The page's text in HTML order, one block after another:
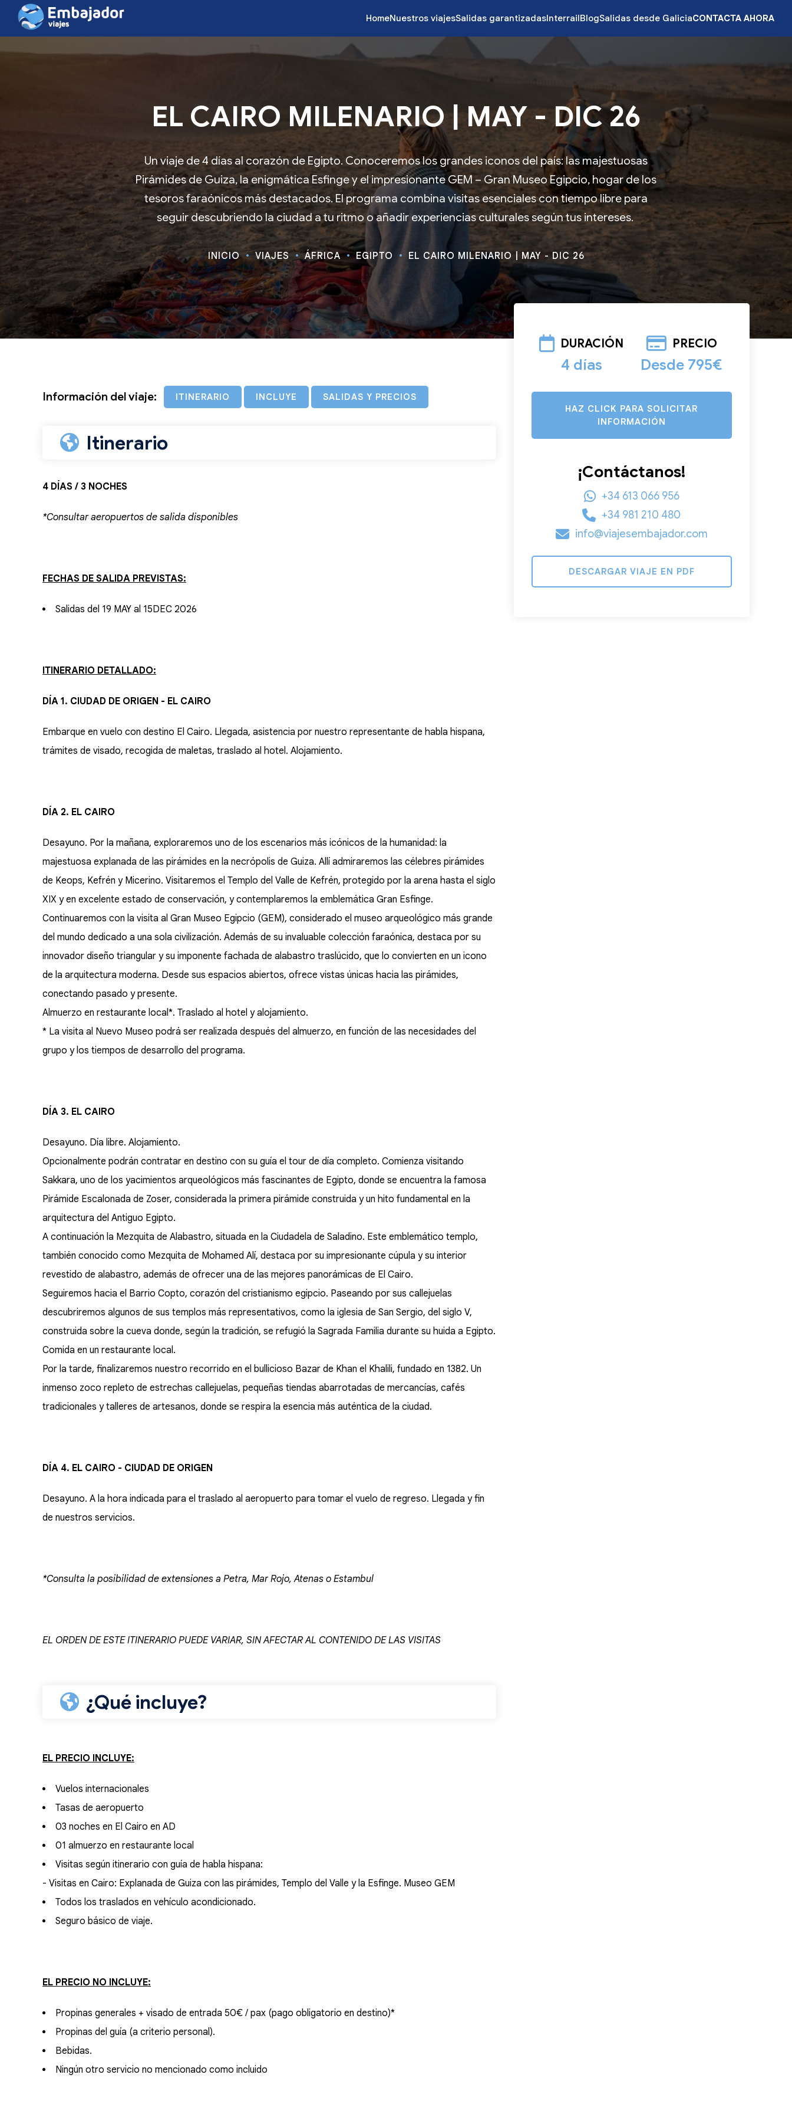
HomeNuestros viajesSalidas garantizadasInterrailBlogSalidas desde GaliciaCONTACTA AHORA
EL CAIRO MILENARIO | MAY - DIC 26
Un viaje de 4 días al corazón de Egipto. Conoceremos los grandes iconos del país: las majestuosas
Pirámides de Guiza, la enigmática Esfinge y el impresionante GEM – Gran Museo Egipcio, hogar de los
tesoros faraónicos más destacados. El programa combina visitas esenciales con tiempo libre para
seguir descubriendo la ciudad a tu ritmo o añadir experiencias culturales según tus intereses.
INICIO VIAJES ÁFRICA EGIPTO EL CAIRO MILENARIO | MAY - DIC 26
Información del viaje: ITINERARIO INCLUYE SALIDAS Y PRECIOS
Itinerario
4 DÍAS / 3 NOCHES
*Consultar aeropuertos de salida disponibles
FECHAS DE SALIDA PREVISTAS:
Salidas del 19 MAY al 15DEC 2026
ITINERARIO DETALLADO:
DÍA 1. CIUDAD DE ORIGEN - EL CAIRO
Embarque en vuelo con destino El Cairo. Llegada, asistencia por nuestro representante de habla hispana,
trámites de visado, recogida de maletas, traslado al hotel. Alojamiento.
DÍA 2. EL CAIRO
Desayuno. Por la mañana, exploraremos uno de los escenarios más icónicos de la humanidad: la
majestuosa explanada de las pirámides en la necrópolis de Guiza. Allí admiraremos las célebres pirámides
de Keops, Kefrén y Micerino. Visitaremos el Templo del Valle de Kefrén, protegido por la arena hasta el siglo
XIX y en excelente estado de conservación, y contemplaremos la emblemática Gran Esfinge.
Continuaremos con la visita al Gran Museo Egipcio (GEM), considerado el museo arqueológico más grande
del mundo dedicado a una sola civilización. Además de su invaluable colección faraónica, destaca por su
innovador diseño triangular y su imponente fachada de alabastro traslúcido, que lo convierten en un icono
de la arquitectura moderna. Desde sus espacios abiertos, ofrece vistas únicas hacia las pirámides,
conectando pasado y presente.
Almuerzo en restaurante local*. Traslado al hotel y alojamiento.
* La visita al Nuevo Museo podrá ser realizada después del almuerzo, en función de las necesidades del
grupo y los tiempos de desarrollo del programa.
DÍA 3. EL CAIRO
Desayuno. Día libre. Alojamiento.
Opcionalmente podrán contratar en destino con su guía el tour de día completo. Comienza visitando
Sakkara, uno de los yacimientos arqueológicos más fascinantes de Egipto, donde se encuentra la famosa
Pirámide Escalonada de Zoser, considerada la primera pirámide construida y un hito fundamental en la
arquitectura del Antiguo Egipto.
A continuación la Mezquita de Alabastro, situada en la Ciudadela de Saladino. Este emblemático templo,
también conocido como Mezquita de Mohamed Alí, destaca por su impresionante cúpula y su interior
revestido de alabastro, además de ofrecer una de las mejores panorámicas de El Cairo.
Seguiremos hacia el Barrio Copto, corazón del cristianismo egipcio. Paseando por sus callejuelas
descubriremos algunos de sus templos más representativos, como la iglesia de San Sergio, del siglo V,
construida sobre la cueva donde, según la tradición, se refugió la Sagrada Familia durante su huida a Egipto.
Comida en un restaurante local.
Por la tarde, finalizaremos nuestro recorrido en el bullicioso Bazar de Khan el Khalili, fundado en 1382. Un
inmenso zoco repleto de estrechas callejuelas, pequeñas tiendas abarrotadas de mercancías, cafés
tradicionales y talleres de artesanos, donde se respira la esencia más auténtica de la ciudad.
DÍA 4. EL CAIRO - CIUDAD DE ORIGEN
Desayuno. A la hora indicada para el traslado al aeropuerto para tomar el vuelo de regreso. Llegada y fin
de nuestros servicios.
*Consulta la posibilidad de extensiones a Petra, Mar Rojo, Atenas o Estambul
EL ORDEN DE ESTE ITINERARIO PUEDE VARIAR, SIN AFECTAR AL CONTENIDO DE LAS VISITAS
¿Qué incluye?
EL PRECIO INCLUYE:
Vuelos internacionales
Tasas de aeropuerto
03 noches en El Cairo en AD
01 almuerzo en restaurante local
Visitas según itinerario con guía de habla hispana:
- Visitas en Cairo: Explanada de Guiza con las pirámides, Templo del Valle y la Esfinge. Museo GEM
Todos los traslados en vehículo acondicionado.
Seguro básico de viaje.
EL PRECIO NO INCLUYE:
Propinas generales + visado de entrada 50€ / pax (pago obligatorio en destino)*
Propinas del guía (a criterio personal).
Bebidas.
Ningún otro servicio no mencionado como incluido
DURACIÓN
4 días
PRECIO
Desde 795€
HAZ CLICK PARA SOLICITAR
INFORMACIÓN
¡Contáctanos!
+34 613 066 956
+34 981 210 480
info@viajesembajador.com
DESCARGAR VIAJE EN PDF